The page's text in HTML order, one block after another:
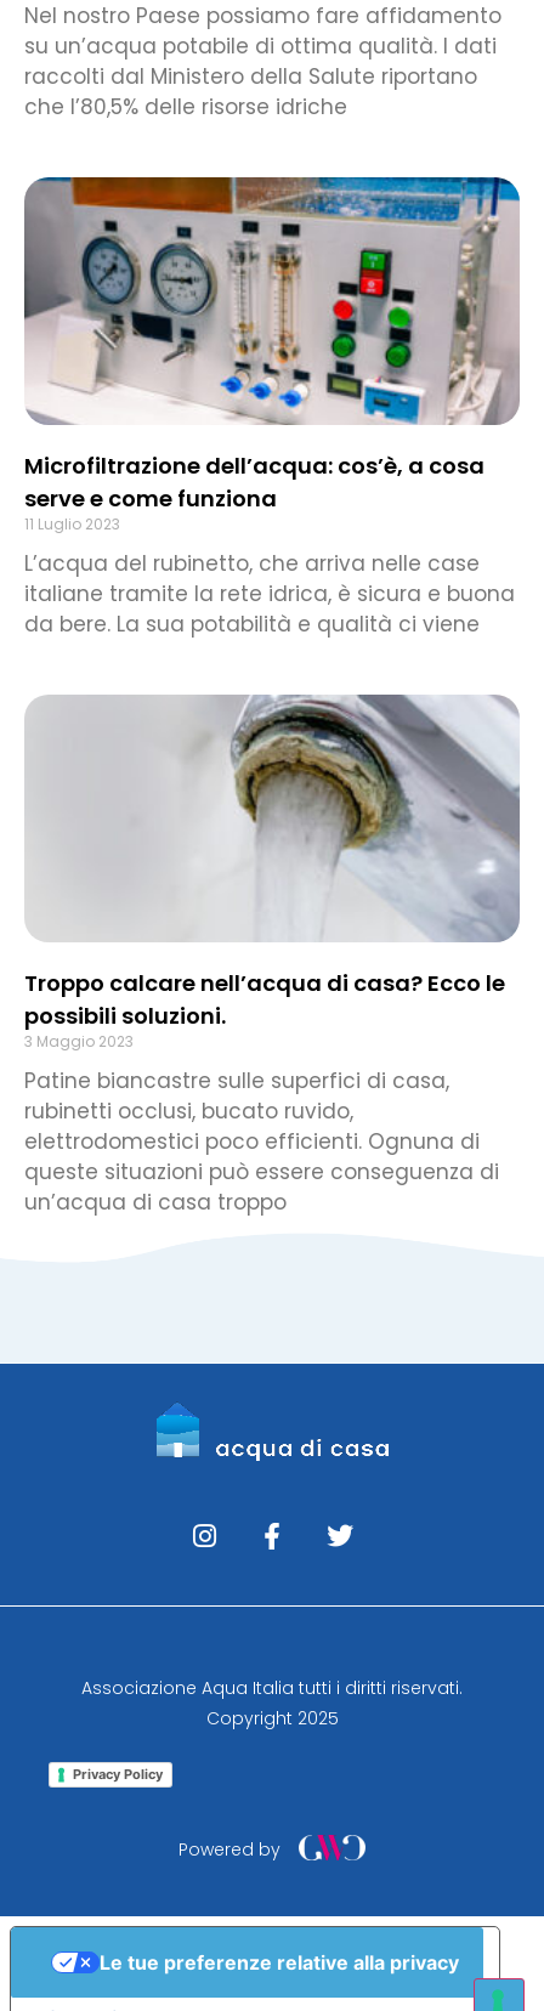
Nel nostro Paese possiamo fare affidamento
su un’acqua potabile di ottima qualità. I dati
raccolti dal Ministero della Salute riportano
che l’80,5% delle risorse idriche
Microfiltrazione dell’acqua: cos’è, a cosa
serve e come funziona
11 Luglio 2023
L’acqua del rubinetto, che arriva nelle case
italiane tramite la rete idrica, è sicura e buona
da bere. La sua potabilità e qualità ci viene
Troppo calcare nell’acqua di casa? Ecco le
possibili soluzioni.
3 Maggio 2023
Patine biancastre sulle superfici di casa,
rubinetti occlusi, bucato ruvido,
elettrodomestici poco efficienti. Ognuna di
queste situazioni può essere conseguenza di
un’acqua di casa troppo
Associazione Aqua Italia tutti i diritti riservati.
Copyright 2025
Privacy Policy
Powered by
Le tue preferenze relative alla privacy